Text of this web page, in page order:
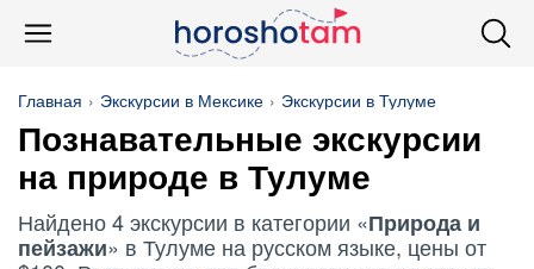
Главная Экскурсии в Мексике Экскурсии в Тулуме
Познавательные экскурсии
на природе в Тулуме
Найдено 4 экскурсии в категории «Природа и
пейзажи» в Тулуме на русском языке, цены от